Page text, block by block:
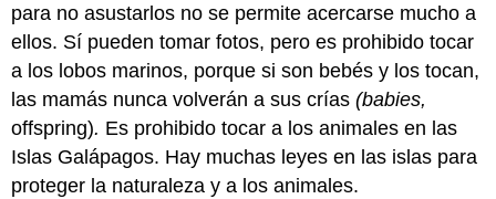
para no asustarlos no se permite acercarse mucho a
ellos. Sí pueden tomar fotos, pero es prohibido tocar
a los lobos marinos, porque si son bebés y los tocan,
las mamás nunca volverán a sus crías(babies,
offspring). Es prohibido tocar a los animales en las
Islas Galápagos. Hay muchas leyes en las islas para
proteger la naturaleza y a los animales.